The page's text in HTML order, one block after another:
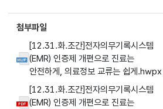
첨부파일
[12.31.화.조간]전자의무기록시스템
(EMR) 인증제 개편으로 진료는
안전하게, 의료정보 교류는 쉽게.hwpx
[12.31.화.조간]전자의무기록시스템
(EMR) 인증제 개편으로 진료는